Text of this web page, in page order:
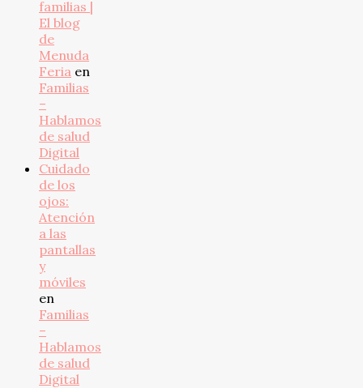
familias |
El blog
de
Menuda
Feria en
Familias
–
Hablamos
de salud
Digital
Cuidado
de los
ojos:
Atención
a las
pantallas
y
móviles
en
Familias
–
Hablamos
de salud
Digital